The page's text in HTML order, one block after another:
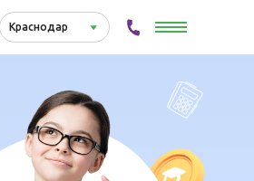
Краснодар⠀⠀⠀⠀